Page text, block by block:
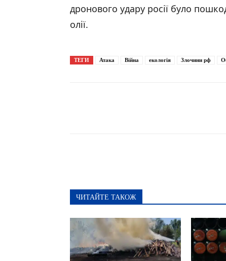
дронового удару росії було
олії.
ТЕГИ Атака Війна екологія Злочини рф
ЧИТАЙТЕ ТАКОЖ